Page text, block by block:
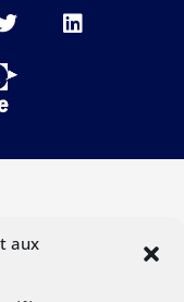
aux
T
w
i
t
t
L
i
n